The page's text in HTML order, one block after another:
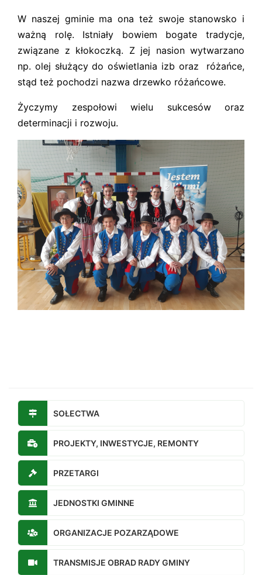
W naszej gminie ma ona też swoje stanowsko i
ważną rolę. Istniały bowiem bogate tradycje,
związane z kłokoczką. Z jej nasion wytwarzano
np. olej służący do oświetlania izb oraz różańce,
stąd też pochodzi nazwa drzewko różańcowe.
Życzymy zespołowi wielu sukcesów oraz
determinacji i rozwoju.
SOŁECTWA
PROJEKTY, INWESTYCJE, REMONTY
PRZETARGI
JEDNOSTKI GMINNE
ORGANIZACJE POZARZĄDOWE
TRANSMISJE OBRAD RADY GMINY